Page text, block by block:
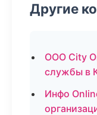
Другие
ООО City
службы в
Инфо